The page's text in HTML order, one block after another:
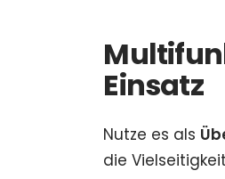
Einsatz
Nutze es als
die